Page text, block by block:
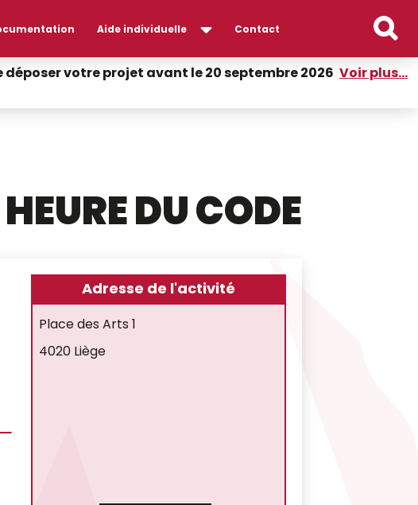
Aide individuelle Contact
déposer votre projet avant le 20 septembre 2026 Voir plus...
HEURE DU CODE
Adresse de l'activité
Place des Arts 1
4020 Liège